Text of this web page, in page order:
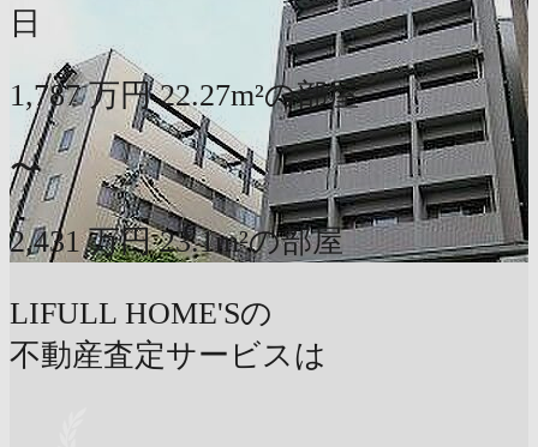
日
1,787 万円 22.27m²の部屋
〜
2,431 万円 23.1m²の部屋
LIFULL HOME'Sの
不動産査定サービスは